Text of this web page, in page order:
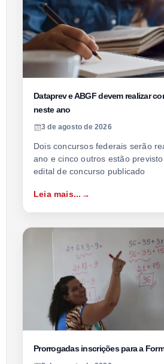
Dataprev e ABGF devem realizar
neste ano
3 de agosto de 2026
Dois concursos federais serão
ano e cinco outros estão
edital de concurso publicado
Leia mais...
Prorrogadas inscrições para a